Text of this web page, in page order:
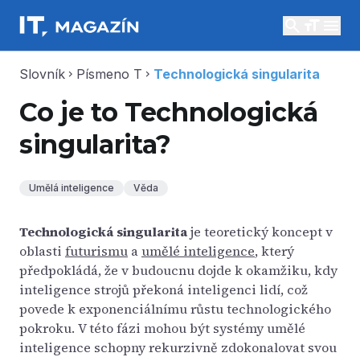
Slovník chevron_right Písmeno T chevron_right Technologická singularita
Co je to Technologická
singularita?
Umělá inteligence Věda
Technologická singularitaje teoretický koncept v
oblasti futurismu aumělé inteligence, který
předpokládá, že v budoucnu dojde k okamžiku, kdy
inteligence strojů překoná inteligenci lidí, což
povede k exponenciálnímu růstu technologického
pokroku. V této fázi mohou být systémy umělé
inteligence schopny rekurzivně zdokonalovat svou